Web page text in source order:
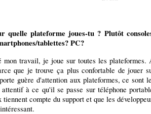
quelle plateforme joues-tu ? Plutôt
tablettes? PC?
mon travail, je joue sur toutes les
que je trouve ça plus confortable de jouer
guère d'attention aux plateformes, ce sont
à ce qu'il se passe sur téléphone
tiennent compte du support et que les